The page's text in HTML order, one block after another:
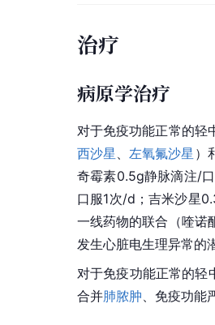
治疗
病原学治疗
对于免疫功能正常的轻
西沙星 、左氧氟沙星 ）
奇霉素0.5g静脉滴注/
口服1次/d；吉米沙星
一线药物的联合（喹诺
发生心脏电生理异常的
对于免疫功能正常的轻
合并肺脓肿、免疫功能